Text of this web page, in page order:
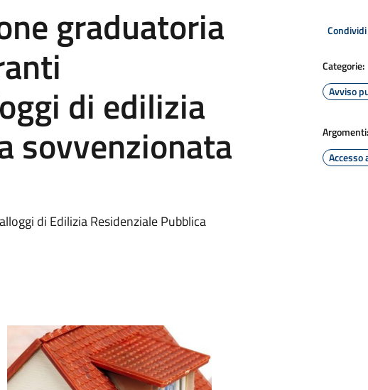
graduatoria
di edilizia
sovvenzionata
di Edilizia Residenziale Pubblica
Condividi
Categorie:
Avviso
Argomenti: